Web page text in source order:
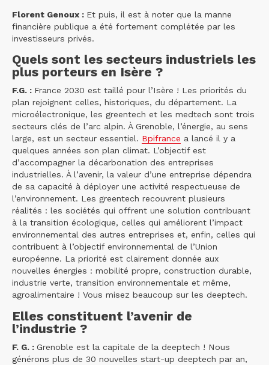
Florent Genoux : Et puis, il est à noter que la manne
financière publique a été fortement complétée par les
investisseurs privés.
Quels sont les secteurs industriels les
plus porteurs en Isère ?
F.G. : France 2030 est taillé pour l’Isère ! Les priorités du
plan rejoignent celles, historiques, du département. La
microélectronique, les greentech et les medtech sont trois
secteurs clés de l’arc alpin. À Grenoble, l’énergie, au sens
large, est un secteur essentiel. Bpifrance a lancé il y a
quelques années son plan climat. L’objectif est
d’accompagner la décarbonation des entreprises
industrielles. À l’avenir, la valeur d’une entreprise dépendra
de sa capacité à déployer une activité respectueuse de
l’environnement. Les greentech recouvrent plusieurs
réalités : les sociétés qui offrent une solution contribuant
à la transition écologique, celles qui améliorent l’impact
environnemental des autres entreprises et, enfin, celles qui
contribuent à l’objectif environnemental de l’Union
européenne. La priorité est clairement donnée aux
nouvelles énergies : mobilité propre, construction durable,
industrie verte, transition environnementale et même,
agroalimentaire ! Vous misez beaucoup sur les deeptech.
Elles constituent l’avenir de
l’industrie ?
F. G. : Grenoble est la capitale de la deeptech ! Nous
générons plus de 30 nouvelles start-up deeptech par an,